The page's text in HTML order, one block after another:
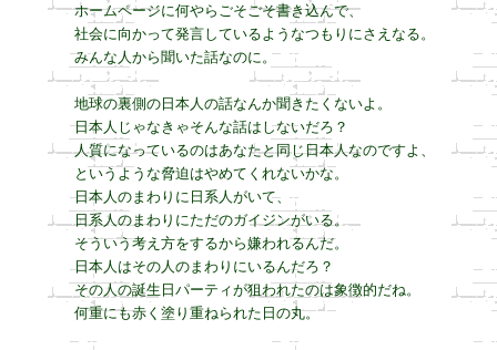
ホームページに何やらごそごそ書き込んで、
社会に向かって発言しているようなつもりにさえなる。
みんな人から聞いた話なのに。
地球の裏側の日本人の話なんか聞きたくないよ。
日本人じゃなきゃそんな話はしないだろ？
人質になっているのはあなたと同じ日本人なのですよ、
というような脅迫はやめてくれないかな。
日本人のまわりに日系人がいて、
日系人のまわりにただのガイジンがいる。
そういう考え方をするから嫌われるんだ。
日本人はその人のまわりにいるんだろ？
その人の誕生日パーティが狙われたのは象徴的だね。
何重にも赤く塗り重ねられた日の丸。